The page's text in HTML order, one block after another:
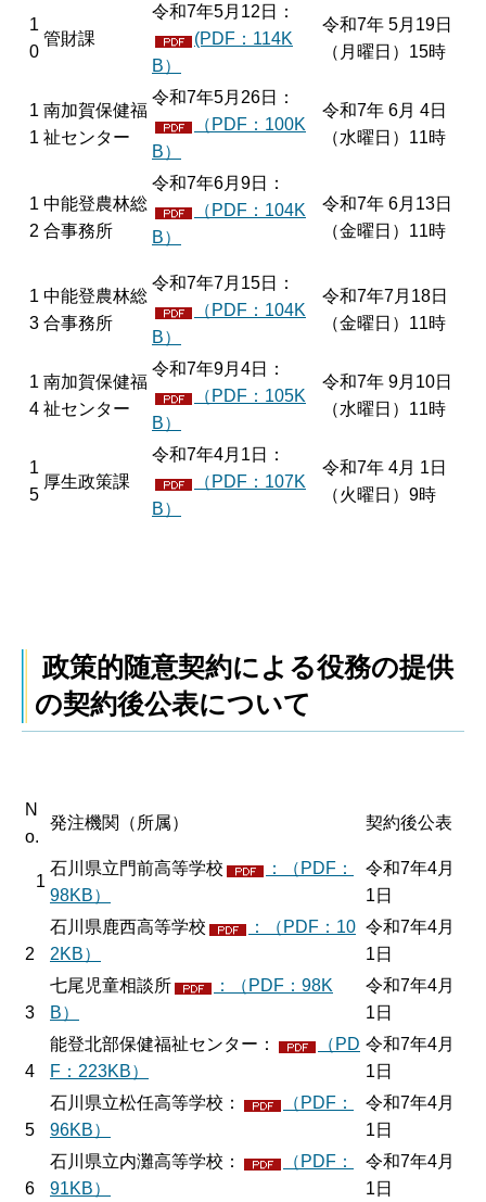
1
0
管財課
令和7年5月12日：
(PDF：114K
B）
令和7年 5月19日
（月曜日）15時
1
1
南加賀保健福
祉センター
令和7年5月26日：
（PDF：100K
B）
令和7年 6月 4日
（水曜日）11時
1
2
中能登農林総
合事務所
令和7年6月9日：
（PDF：104K
B）
令和7年 6月13日
（金曜日）11時
1
3
中能登農林総
合事務所
令和7年7月15日：
（PDF：104K
B）
令和7年7月18日
（金曜日）11時
1
4
南加賀保健福
祉センター
令和7年9月4日：
（PDF：105K
B）
令和7年 9月10日
（水曜日）11時
1
5
厚生政策課
令和7年4月1日：
（PDF：107K
B）
令和7年 4月 1日
（火曜日）9時
政策的随意契約による役務の提供
の契約後公表について
N
o.
発注機関（所属） 契約後公表
1
石川県立門前高等学校
：（PDF：
98KB）
令和7年4月
1日
2
石川県鹿西高等学校
：（PDF：10
2KB）
令和7年4月
1日
3
七尾児童相談所
：（PDF：98K
B）
令和7年4月
1日
4
能登北部保健福祉センター：
（PD
F：223KB）
令和7年4月
1日
5
石川県立松任高等学校：
（PDF：
96KB）
令和7年4月
1日
6
石川県立内灘高等学校：
（PDF：
91KB）
令和7年4月
1日